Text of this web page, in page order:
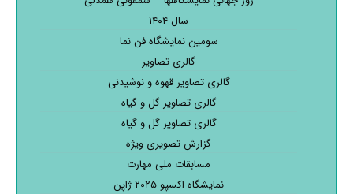
سال ۱۴۰۴
سومین نمایشگاه فن نما
گالری تصاویر
گالری تصاویر قهوه و نوشیدنی
گالری تصاویر گل و گیاه
گالری تصاویر گل و گیاه
گزارش تصویری ویژه
مسابقات ملی مهارت
نمایشگاه اکسپو ۲۰۲۵ ژاپن